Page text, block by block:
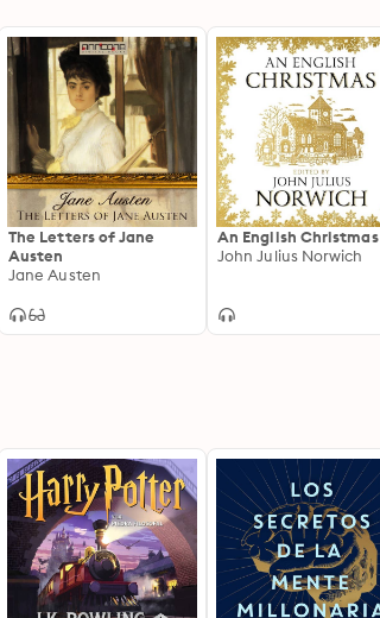
The Letters of Jane
Austen
Jane Austen
An English Christmas
John Julius Norwich